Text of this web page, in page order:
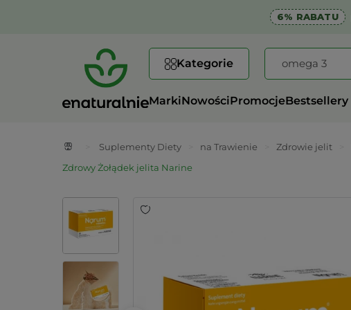
6% RABATU
Kategorie
MarkiNowościPromocjeBestsellery
Suplementy Diety na Trawienie Zdrowie jelit
Zdrowy Żołądek jelita Narine